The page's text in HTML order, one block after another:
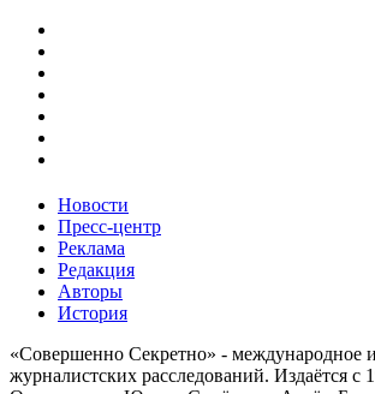
Новости
Пресс-центр
Реклама
Редакция
Авторы
История
«Совершенно Секретно» - международное
журналистских расследований. Издаётся с